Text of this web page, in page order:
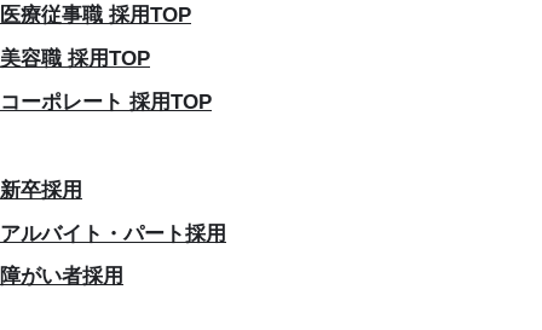
医療従事職 採用TOP
美容職 採用TOP
コーポレート 採用TOP
新卒採用
アルバイト・パート採用
障がい者採用